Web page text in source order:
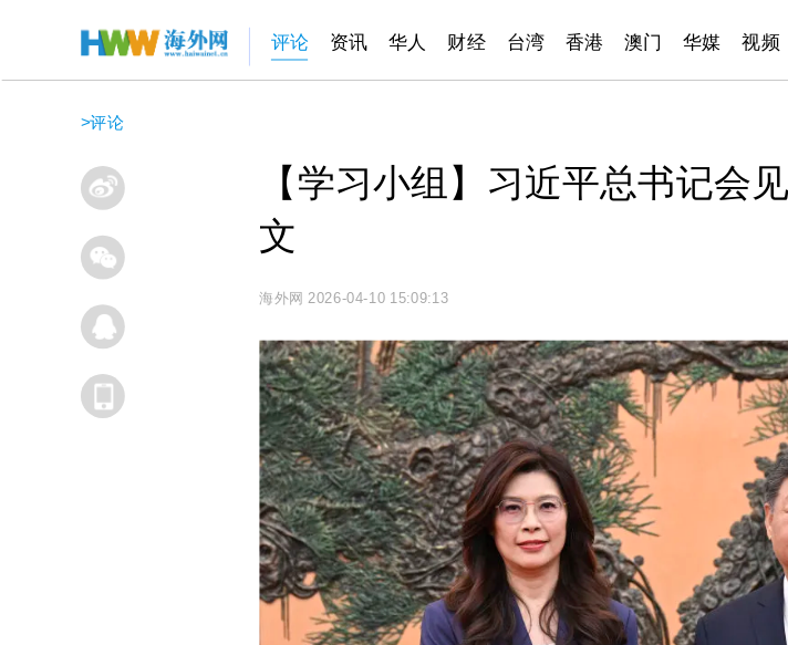
评论 资讯 华人 财经 台湾 香港 澳门 华媒 视频
>评论
【学习小组】习近平总书记会
文
海外网 2026-04-10 15:09:13